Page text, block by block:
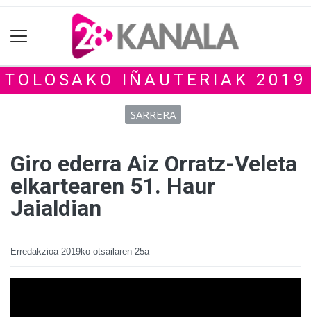
TOLOSAKO IÑAUTERIAK 2019
SARRERA
Giro ederra Aiz Orratz-Veleta
elkartearen 51. Haur
Jaialdian
Erredakzioa 2019ko otsailaren 25a